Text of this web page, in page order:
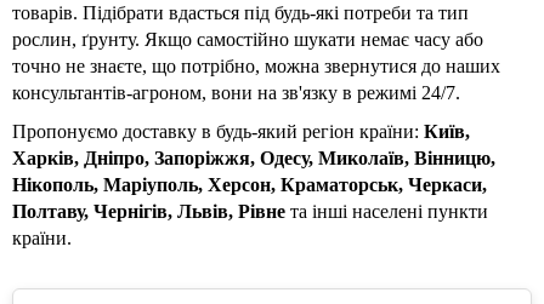
товарів. Підібрати вдасться під будь-які потреби та тип
рослин, ґрунту. Якщо самостійно шукати немає часу або
точно не знаєте, що потрібно, можна звернутися до наших
консультантів-агроном, вони на зв'язку в режимі 24/7.
Пропонуємо доставку в будь-який регіон країни: Київ,
Харків, Дніпро, Запоріжжя, Одесу, Миколаїв, Вінницю,
Нікополь, Маріуполь, Херсон, Краматорськ, Черкаси,
Полтаву, Чернігів, Львів, Рівне та інші населені пункти
країни.